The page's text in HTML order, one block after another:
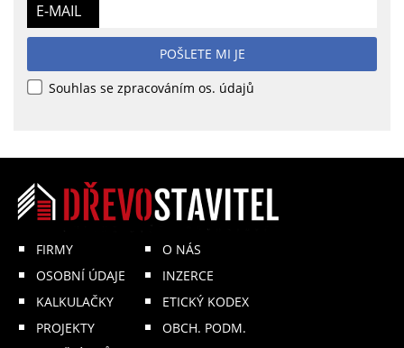
E-MAIL
POŠLETE MI JE
Souhlas se zpracováním os. údajů
FIRMY
OSOBNÍ ÚDAJE
KALKULAČKY
PROJEKTY
O NÁS
INZERCE
ETICKÝ KODEX
OBCH. PODM.